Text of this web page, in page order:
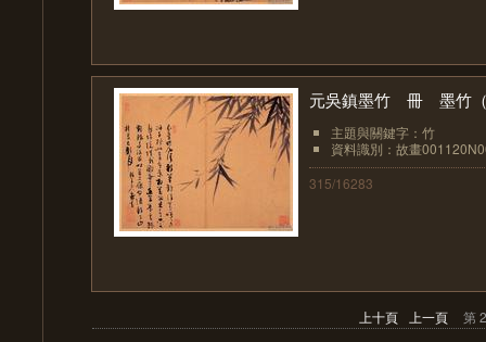
元吳鎮墨竹 冊 墨竹
主題與關鍵字：竹
資料識別：故畫
315/16283
上十頁 上一頁 第